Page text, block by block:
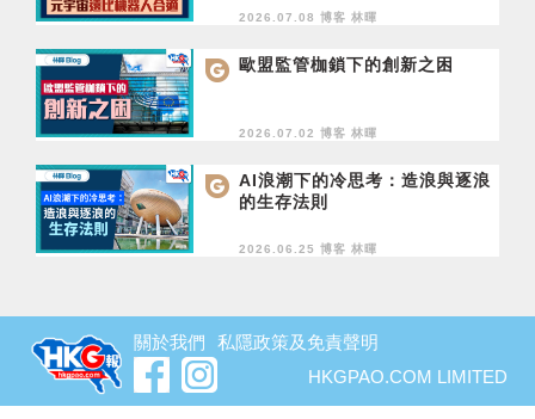
2026.07.08 博客 林暉
歐盟監管枷鎖下的創新之困
2026.07.02 博客 林暉
AI浪潮下的冷思考：造浪與逐浪
的生存法則
2026.06.25 博客 林暉
關於我們
私隱政策及免責聲明
HKGPAO.COM LIMITED